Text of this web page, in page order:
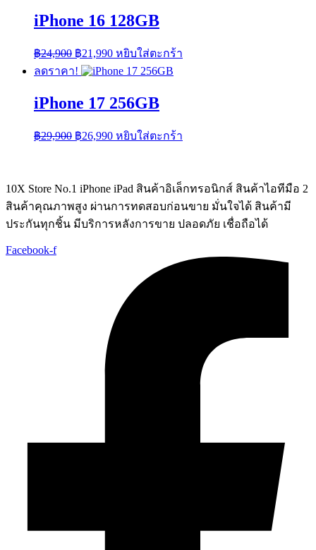
iPhone 16 128GB
฿24,900 Original
price
was:
฿21,990Current
price
is:
หยิบใส่ตะกร้า
ลดราคา!
iPhone 17 256GB
฿29,900 Original
price
฿26,990Current
price
หยิบใส่ตะกร้า
10X Store No.1 iPhone iPad สินค้าอิเล็กทรอนิกส์ สินค้าไอทีมือ 2
สินค้าคุณภาพสูง ผ่านการทดสอบก่อนขาย มั่นใจได้ สินค้ามี
ประกันทุกชิ้น มีบริการหลังการขาย ปลอดภัย เชื่อถือได้
Facebook-f